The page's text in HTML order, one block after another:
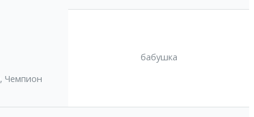
,Чемпион
бабушка